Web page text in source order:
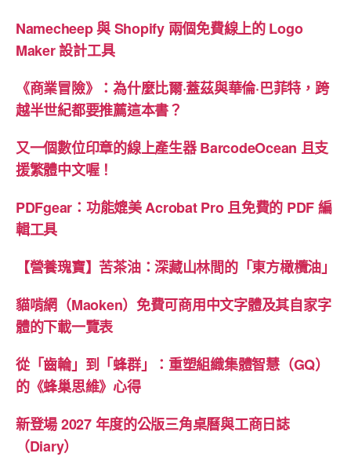
技
正
改
變
們
的
與
閱
讀
為”
Namecheep 與 Shopify 兩個免費線上的 Logo
Maker 設計工具
《商業冒險》：為什麼比爾·蓋茲與華倫·巴菲特，跨
越半世紀都要推薦這本書？
又一個數位印章的線上產生器 BarcodeOcean 且支
援繁體中文喔！
PDFgear：功能媲美 Acrobat Pro 且免費的 PDF 編
輯工具
【營養瑰寶】苦茶油：深藏山林間的「東方橄欖油」
貓啃網（Maoken）免費可商用中文字體及其自家字
體的下載一覽表
從「齒輪」到「蜂群」：重塑組織集體智慧（GQ）
的《蜂巢思維》心得
新登場 2027 年度的公版三角桌曆與工商日誌
（Diary）